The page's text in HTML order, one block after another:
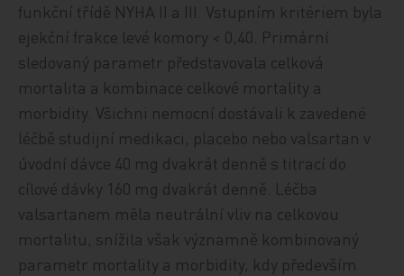
funkční třídě NYHA II a III. Vstupním kritériem byla
ejekční frakce levé komory < 0,40. Primární
sledovaný parametr představovala celková
mortalita a kombinace celkové mortality a
morbidity. Všichni nemocní dostávali k zavedené
léčbě studijní medikaci, placebo nebo valsartan v
úvodní dávce 40 mg dvakrát denně s titrací do
cílové dávky 160 mg dvakrát denně. Léčba
valsartanem měla neutrální vliv na celkovou
mortalitu, snížila však významně kombinovaný
parametr mortality a morbidity, kdy především